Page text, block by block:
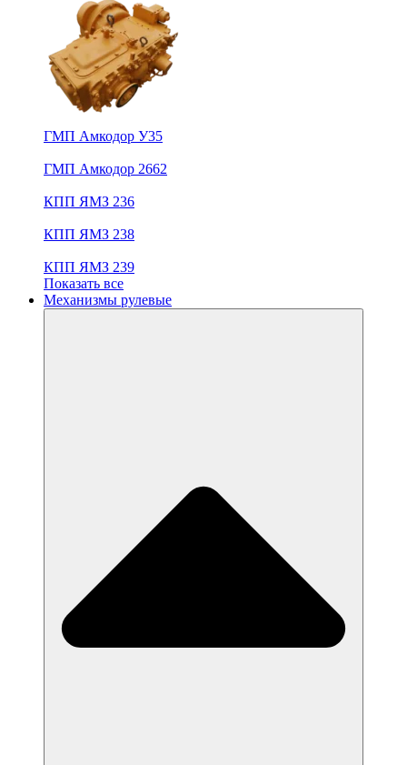
ГМП Амкодор У35
ГМП Амкодор 2662
КПП ЯМЗ 236
КПП ЯМЗ 238
КПП ЯМЗ 239
Показать все
Механизмы рулевые